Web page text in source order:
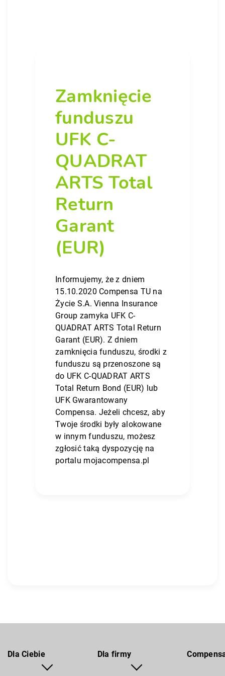
Zamknięcie
funduszu
UFK C-
QUADRAT
ARTS Total
Return
Garant
(EUR)
Informujemy, że z dniem
15.10.2020 Compensa TU na
Życie S.A. Vienna Insurance
Group zamyka UFK C-
QUADRAT ARTS Total Return
Garant (EUR). Z dniem
zamknięcia funduszu, środki z
funduszu są przenoszone są
do UFK C-QUADRAT ARTS
Total Return Bond (EUR) lub
UFK Gwarantowany
Compensa. Jeżeli chcesz, aby
Twoje środki były alokowane
w innym funduszu, możesz
zgłosić taką dyspozycję na
portalu mojacompensa.pl
Dla Ciebie Dla firmy